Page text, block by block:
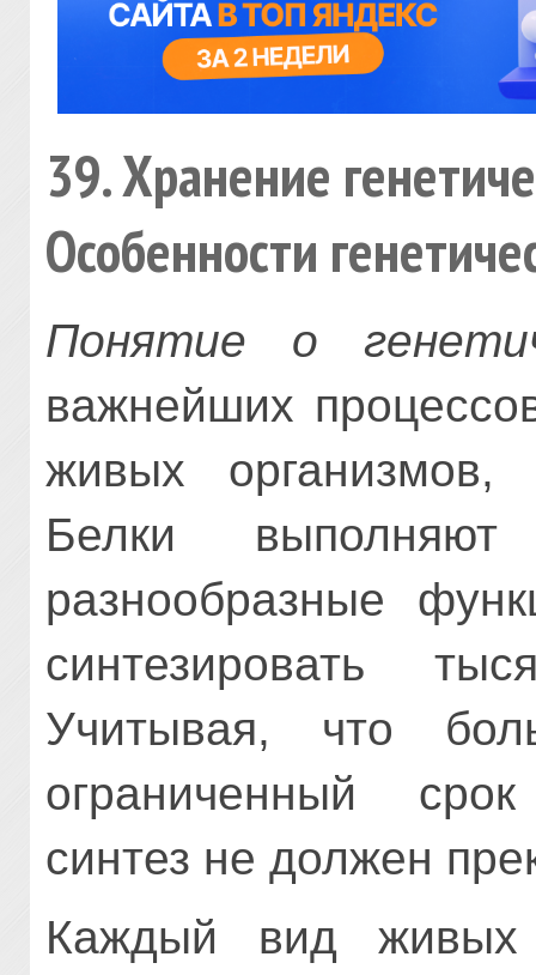
39. Хранение
Особенности
Понятие о
важнейших
живых организмов,
Белки
разнообразные
синтезировать
Учитывая, что
ограниченный
синтез не должен
Каждый вид живых